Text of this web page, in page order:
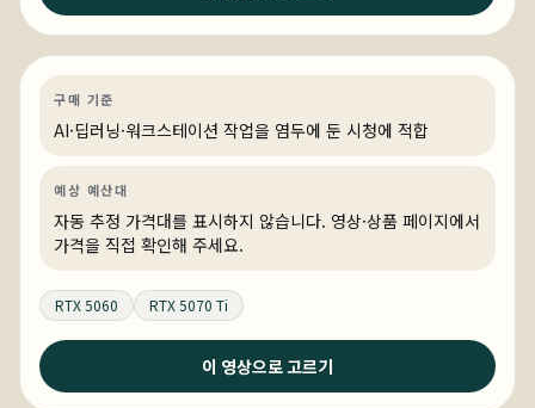
AI·딥러닝
FHD 고주사율을 원할하게 플레이가 가능한 PC
구매 기준
AI·딥러닝·워크스테이션 작업을 염두에 둔 시청에 적합
예상 예산대
자동 추정 가격대를 표시하지 않습니다. 영상·상품 페이지에서
가격을 직접 확인해 주세요.
RTX 5060 RTX 5070 Ti
이 영상으로 고르기